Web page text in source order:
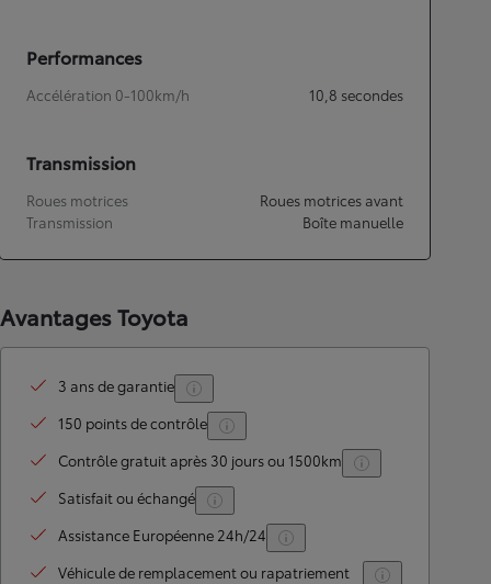
Performances
Accélération 0-100km/h 10,8 secondes
Transmission
Roues motrices
Roues motrices avant
Transmission
Boîte manuelle
Avantages Toyota
3 ans de garantie
150 points de contrôle
Contrôle gratuit après 30 jours ou 1500km
Satisfait ou échangé
Assistance Européenne 24h/24
Véhicule de remplacement ou rapatriement